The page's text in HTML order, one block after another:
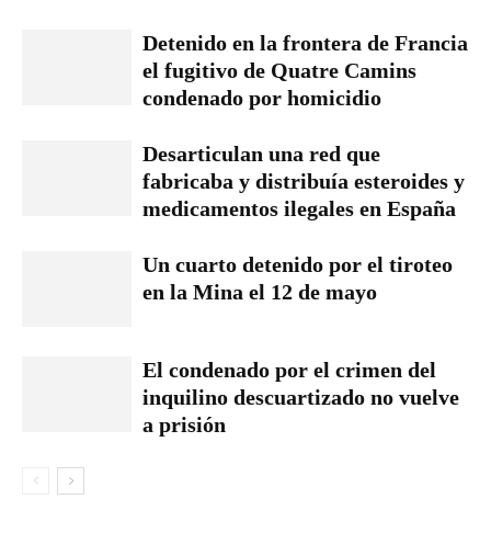
Detenido en la frontera de Francia
el fugitivo de Quatre Camins
condenado por homicidio
Desarticulan una red que
fabricaba y distribuía esteroides y
medicamentos ilegales en España
Un cuarto detenido por el tiroteo
en la Mina el 12 de mayo
El condenado por el crimen del
inquilino descuartizado no vuelve
a prisión